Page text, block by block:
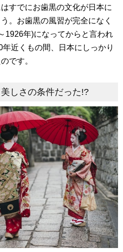
すでにお歯黒の文化が日本に
。お歯黒の風習が完全になく
1926年)になってからと言われ
近くもの間、日本にしっかり
です。
しさの条件だった!?